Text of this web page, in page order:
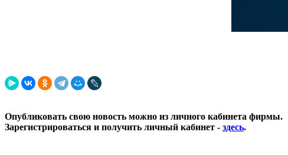
Опубликовать свою новость можно из личного кабинета фирмы.
Зарегистрироваться и получить личный кабинет - здесь.